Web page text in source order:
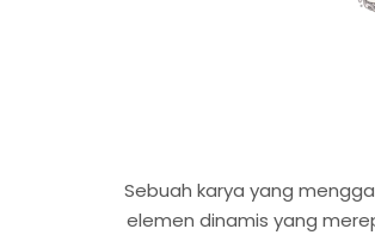
Sebuah karya yang
elemen dinamis yang